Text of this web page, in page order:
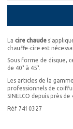
La cire chaude
chauffe-cire est
Sous forme de disque,
de 40° à 45°.
Les articles de la
professionnels de
SINELCO depuis près de
Réf 7410327